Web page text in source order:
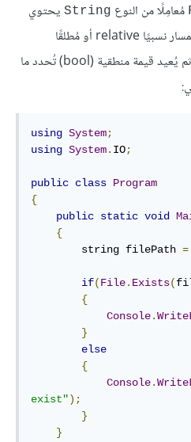
مُعامِلًا من النوع String يحتوي
على مسار ملف مُعين (قد يكون المسار نسبيًا relative أو مُطلقًا
absolute/fully-qualified)، ثم يُعيد قيمة منطقية (bool) تُحدد ما
using System;
using System. IO;
public class Program
{
public static void
{
        string filePath
=
if(File. Exists(
{
Console.
}
else
{
Console.
exist");
}
}